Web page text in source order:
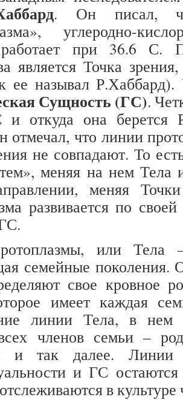
. Он писал,
углеродно-
при 36.6 С.
является Точка
ее называл
Сущность (ГС).
и откуда она берется
отмечал, что линии
не совпадают. То
меняя на нем
меняя
развивается по
или
семейные поколения.
свое кровное
имеет каждая
линии Тела, в нем
членов семьи –
и так далее.
и ГС
в культуре